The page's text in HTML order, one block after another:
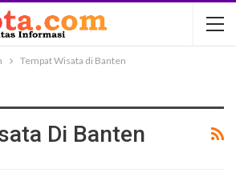
Tempat Wisata di Banten
Di Banten